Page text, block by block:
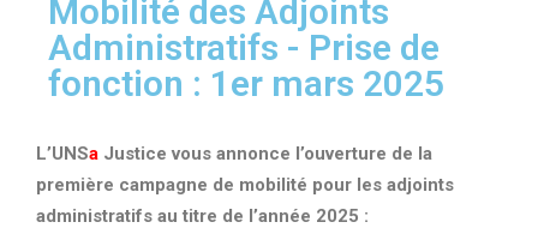
Mobilité des Adjoints
Administratifs - Prise de
fonction : 1er mars 2025
L’UNSa Justicevous annonce l’ouverture de la
première campagne de mobilité pour les adjoints
administratifs au titre de l’année 2025 :